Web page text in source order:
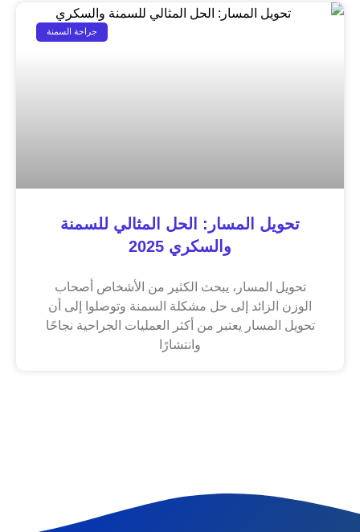
جراحة السمنة
تحويل المسار: الحل المثالي للسمنة
والسكري 2025
تحويل المسار، يبحث الكثير من الأشخاص أصحاب
الوزن الزائد إلى حل مشكلة السمنة وتوصلوا إلى أن
تحويل المسار يعتبر من أكثر العمليات الجراحية نجاحًا
وانتشارًا